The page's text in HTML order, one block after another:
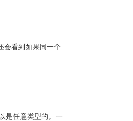
会看到如果同一个
是任意类型的。一